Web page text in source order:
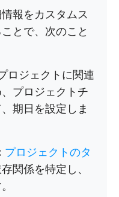
報をカスタムス
とで、次のこと
ロジェクトに関連
プロジェクトチ
期日を設定しま
プロジェクトのタ
関係を特定し、